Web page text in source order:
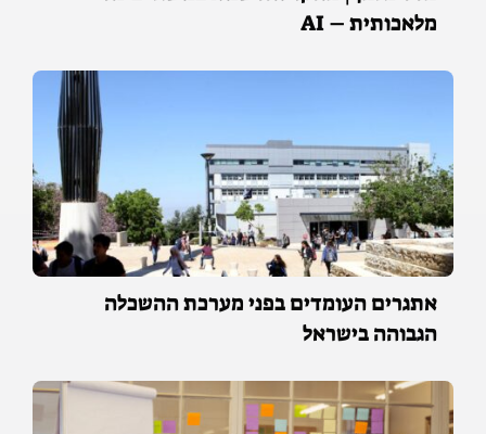
מלאכותית – AI
אתגרים העומדים בפני מערכת ההשכלה
הגבוהה בישראל